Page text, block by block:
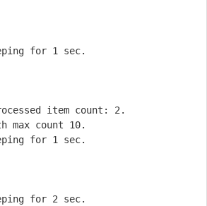
for 1 sec.
item count: 2.
max count 10.
for 1 sec.
for 2 sec.